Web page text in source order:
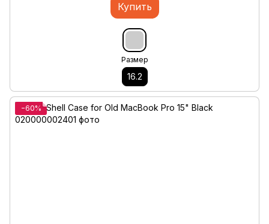
Купить
Размер
16.2
−60%